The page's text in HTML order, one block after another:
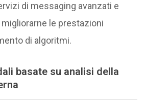
di messaging avanzati e
le prestazioni
di algoritmi.
basate su analisi della